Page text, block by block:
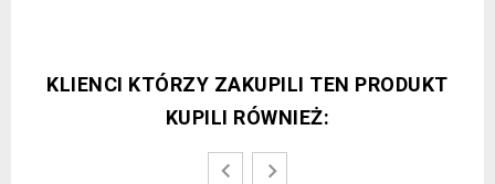
KLIENCI KTÓRZY ZAKUPILI TEN PRODUKT
KUPILI RÓWNIEŻ: